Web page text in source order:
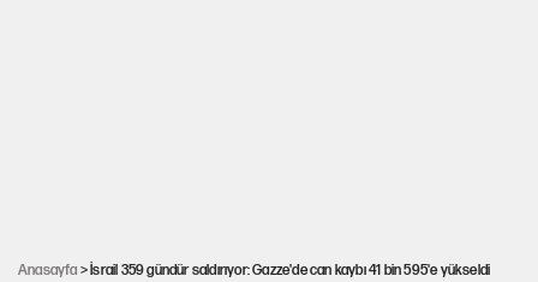
Anasayfa > İsrail 359 gündür saldırıyor: Gazze'de can kaybı 41 bin 595'e yükseldi